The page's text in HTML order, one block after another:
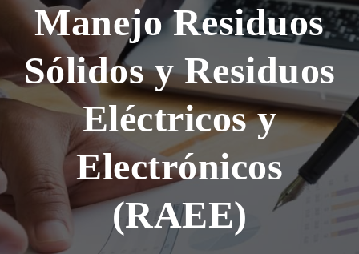
Manejo Residuos
Sólidos y Residuos
Eléctricos y
Electrónicos
(RAEE)